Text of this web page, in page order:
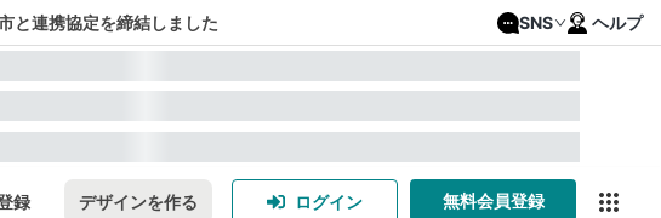
と連携協定を締結しました SNS ヘルプ
録 デザインを作る ログイン 無料会員登録